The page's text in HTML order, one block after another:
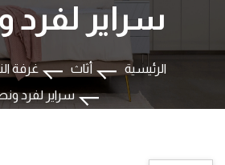
الرئيسية أثاث غرفة
سراير لفرد
سراير